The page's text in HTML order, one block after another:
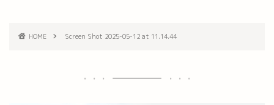
HOME Screen Shot 2025-05-12 at 11.14.44